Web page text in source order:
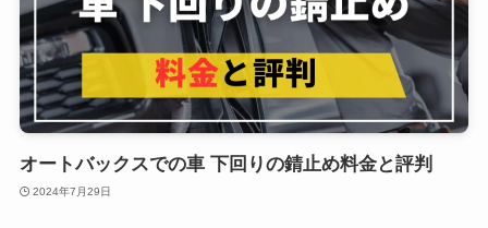
オートバックスでの車 下回りの錆止め料金と評判
2024年7月29日